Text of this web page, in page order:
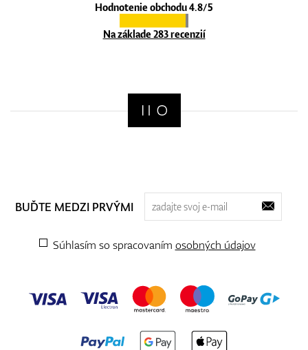
Hodnotenie obchodu 4.8/5
Na základe 283 recenzií
BUĎTE MEDZI PRVÝMI
Súhlasím so spracovaním osobných údajov